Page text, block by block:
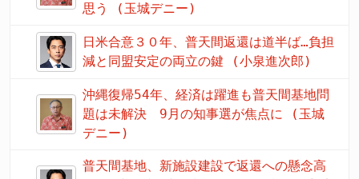
思う (玉城デニー)
日米合意３０年、普天間返還は道半ば…負担
減と同盟安定の両立の鍵 (小泉進次郎)
沖縄復帰54年、経済は躍進も普天間基地問
題は未解決 9月の知事選が焦点に (玉城
デニー)
普天間基地、新施設建設で返還への懸念高